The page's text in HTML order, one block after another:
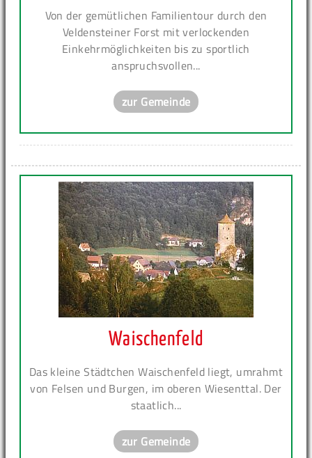
Von der gemütlichen Familientour durch den
Veldensteiner Forst mit verlockenden
Einkehrmöglichkeiten bis zu sportlich
anspruchsvollen...
zur Gemeinde
Waischenfeld
Das kleine Städtchen Waischenfeld liegt, umrahmt
von Felsen und Burgen, im oberen Wiesenttal. Der
staatlich...
zur Gemeinde